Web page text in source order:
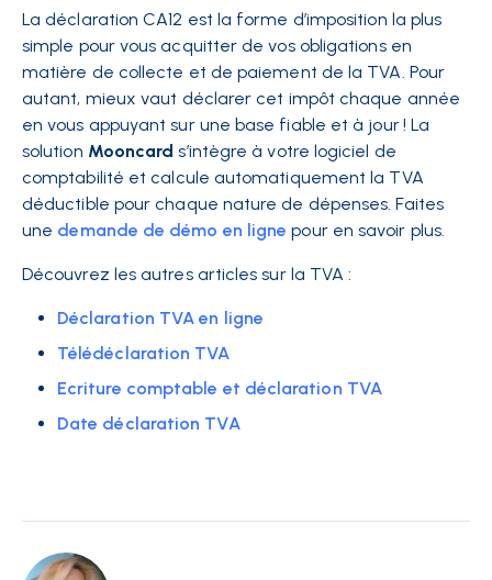
La déclaration CA12 est la forme d’imposition la plus
simple pour vous acquitter de vos obligations en
matière de collecte et de paiement de la TVA. Pour
autant, mieux vaut déclarer cet impôt chaque année
en vous appuyant sur une base fiable et à jour ! La
solution Mooncard s’intègre à votre logiciel de
comptabilité et calcule automatiquement la TVA
déductible pour chaque nature de dépenses. Faites
une demande de démo en ligne pour en savoir plus.
Découvrez les autres articles sur la TVA :
Déclaration TVA en ligne
Télédéclaration TVA
Ecriture comptable et déclaration TVA
Date déclaration TVA